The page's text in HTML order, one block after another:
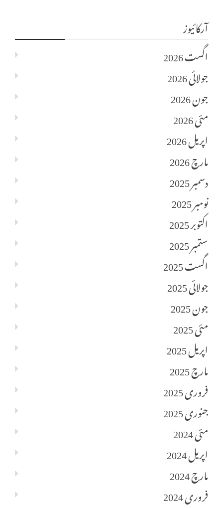
آرکائیوز
اگست 2026
جولائی 2026
جون 2026
مئی 2026
اپریل 2026
مارچ 2026
دسمبر 2025
نومبر 2025
اکتوبر 2025
ستمبر 2025
اگست 2025
جولائی 2025
جون 2025
مئی 2025
اپریل 2025
مارچ 2025
فروری 2025
جنوری 2025
مئی 2024
اپریل 2024
مارچ 2024
فروری 2024